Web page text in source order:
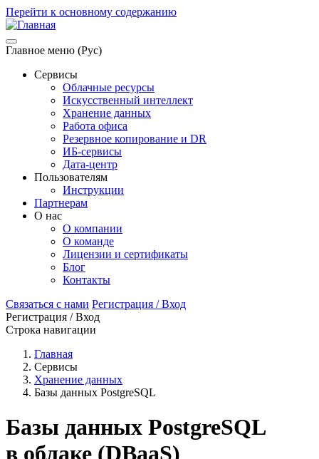
Перейти к основному содержанию
Главное меню (Рус)
Сервисы
Облачные ресурсы
Искусственный интеллект
Хранение данных
Работа офиса
Резервное копирование и DR
ИБ-сервисы
Дата-центр
Пользователям
Инструкции
Партнерам
О нас
О компании
О команде
Лицензии и сертификаты
Блог
Контакты
Связаться с нами Регистрация / Вход
Регистрация / Вход
Строка навигации
Главная
Сервисы
Хранение данных
Базы данных PostgreSQL
Базы данных PostgreSQL
в облаке (DBaaS)